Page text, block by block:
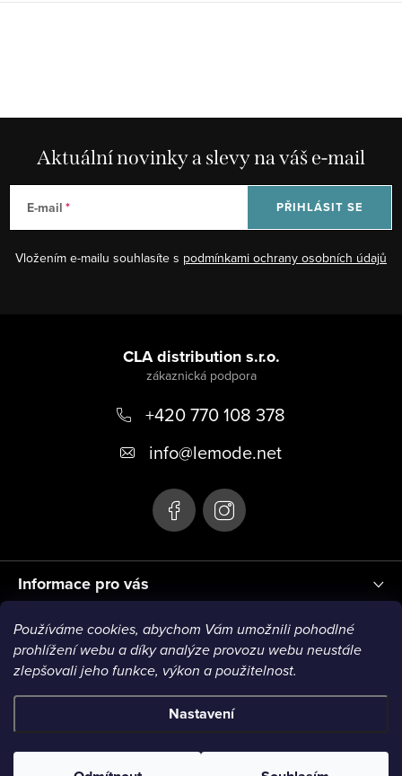
Používáme cookies, abychom Vám umožnili pohodlné
prohlížení webu a díky analýze provozu webu neustále
zlepšovali jeho funkce, výkon a použitelnost.
Nastavení
Aktuální novinky a slevy na váš e-mail
E-mail
Vložením e-mailu souhlasíte s podmínkami ochrany osobních údajů
PŘIHLÁSIT SE
Informace pro vás
CLA distribution s.r.o.
+420 770 108 378
info@lemode.net
Blog
Copyright 2026Le Mode. Všechna práva vyhrazena.